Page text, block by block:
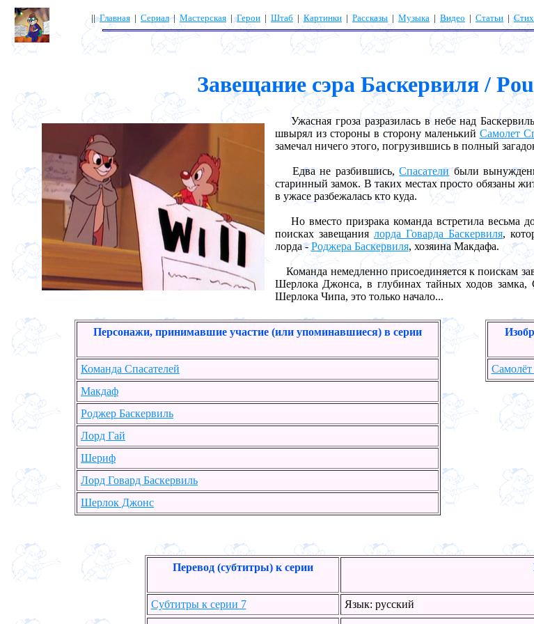
||Главная | Сериал|Мастерская |Герои | Штаб |Картинки | Рассказы | Музыка |Видео | Статьи|
Завещание сэра Баскервиля /
Ужасная гроза разразилась в небе над
швырял из стороны в сторону маленький Самолет
замечал ничего этого, погрузившись в полный
Едва не разбившись,Спасателибыли
старинный замок. В таких местах просто обязаны
в ужасе разбежалась кто куда.
Но вместо призрака команда встретила весьма
поисках завещания лорда Говарда Баскервиля,
лорда -Роджера Баскервиля, хозяина Макдафа.
Команда немедленно присоединяется к поискам
Шерлока Джонса, в глубинах тайных ходов замка,
Шерлока Чипа, это только начало...
Персонажи, принимавшие участие (или упоминавшиеся) в серии
Команда Спасателей
Макдаф
Роджер Баскервиль
Лорд Гай
Шериф
Лорд Говард Баскервиль
Шерлок Джонс
Самолёт
Перевод (субтитры) к серии
Субтитры к серии 7
Язык: русский